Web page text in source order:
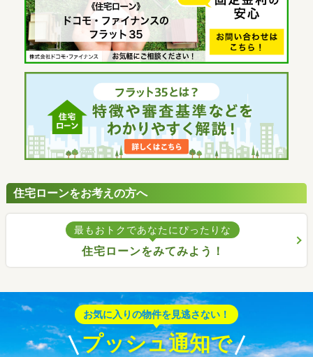
住宅ローンをお考えの方へ
最もおトクであなたにぴったりな
住宅ローンをみてみよう！
お気に入りの物件を見逃さない！
プッシュ通知で